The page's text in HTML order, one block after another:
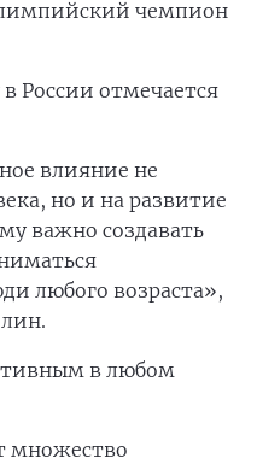
чемпион
России отмечается
влияние не
но и на развитие
важно создавать
любого возраста»,
в любом
множество